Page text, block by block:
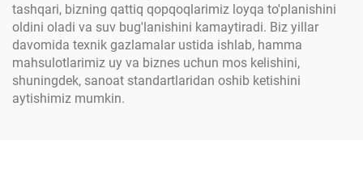
tashqari, bizning qattiq qopqoqlarimiz loyqa to'planishini
oldini oladi va suv bug'lanishini kamaytiradi. Biz yillar
davomida texnik gazlamalar ustida ishlab, hamma
mahsulotlarimiz uy va biznes uchun mos kelishini,
shuningdek, sanoat standartlaridan oshib ketishini
aytishimiz mumkin.